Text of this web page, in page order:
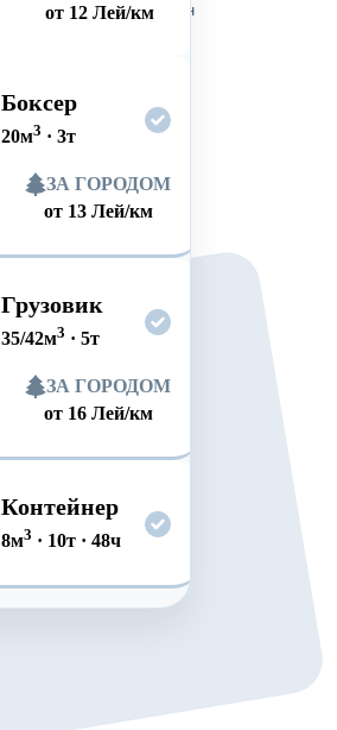
от 12 Лей/км
Боксер
20м3 · 3т
ЗА ГОРОДОМ
от 13 Лей/км
Грузовик
35/42м3 · 5т
ЗА ГОРОДОМ
от 16 Лей/км
Контейнер
8м3 · 10т· 48ч